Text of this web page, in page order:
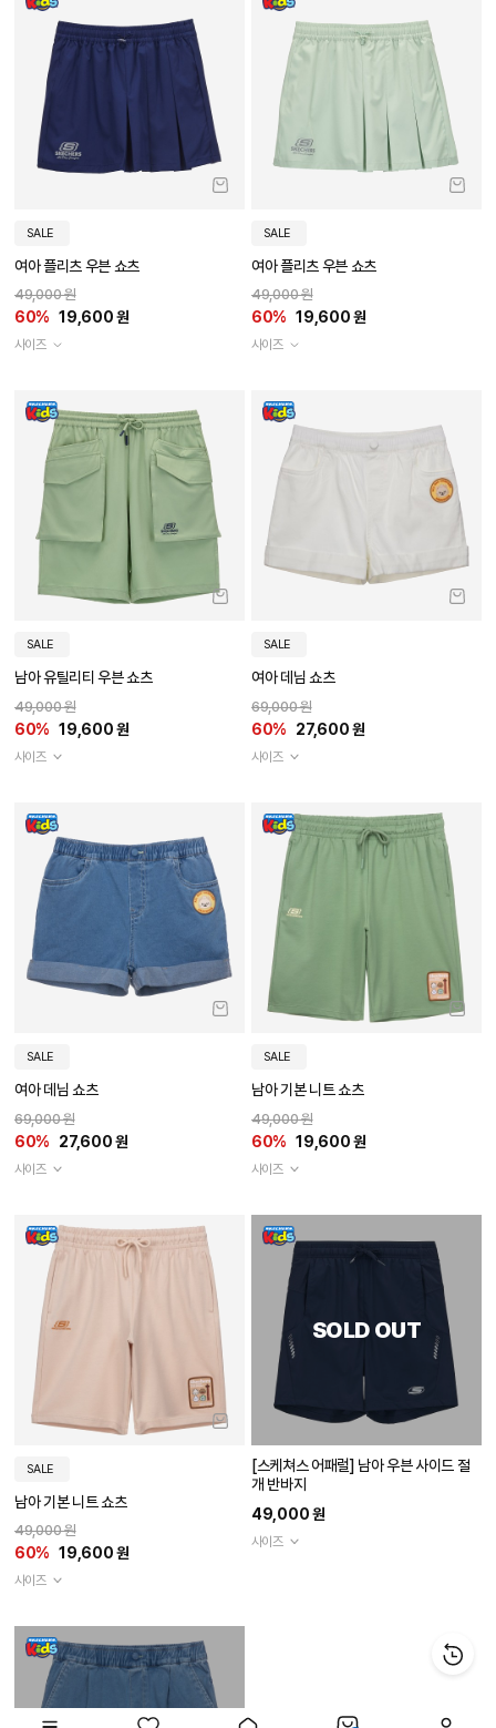
SALE
여아 플리츠 우븐 쇼츠
49,000 원
60% 19,600 원
사이즈
SALE
여아 플리츠 우븐 쇼츠
49,000 원
60% 19,600 원
사이즈
SALE
남아 유틸리티 우븐 쇼츠
49,000 원
60% 19,600 원
사이즈
SALE
여아 데님 쇼츠
69,000 원
60% 27,600 원
사이즈
SALE
여아 데님 쇼츠
69,000 원
60% 27,600 원
사이즈
SALE
남아 기본 니트 쇼츠
49,000 원
60% 19,600 원
사이즈
SALE
남아 기본 니트 쇼츠
49,000 원
60% 19,600 원
사이즈
SOLD OUT
[스케쳐스 어패럴] 남아 우븐 사이드 절
개 반바지
49,000 원
사이즈